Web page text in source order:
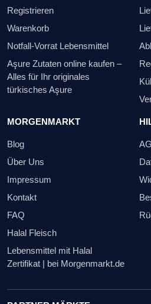
Registrieren
Warenkorb
Notfall-Vorrat Lebensmittel
Aşure Zutaten online kaufen –
Alles für Ihr originales
türkisches Aşure
MORGENMARKT
Blog
Über Uns
Impressum
Kontakt
FAQ
Halal Fleisch
Lebensmittel mit Halal
Zertifikat | bei Morgenmarkt.de